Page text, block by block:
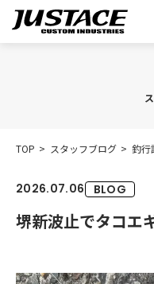
TOP > スタッフブログ > 釣行
2026.07.06 BLOG
堺新波止でタコエ